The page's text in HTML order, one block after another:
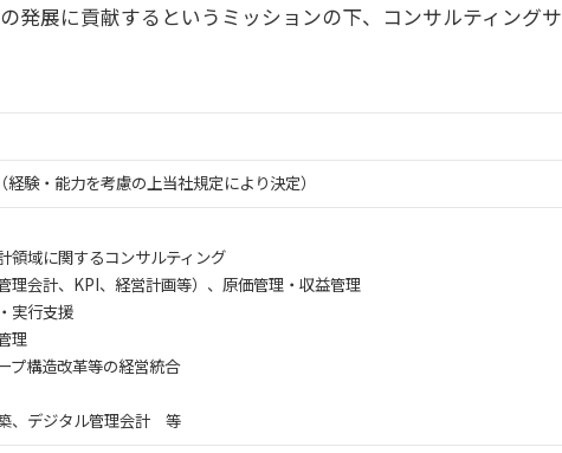
発展に貢献するというミッションの下、コンサルティングサ
験・能力を考慮の上当社規定により決定）
領域に関するコンサルティング
理会計、KPI、経営計画等）、原価管理・収益管理
実行支援
理
プ構造改革等の経営統合
、デジタル管理会計 等